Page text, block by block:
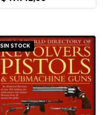
SIN STOCK